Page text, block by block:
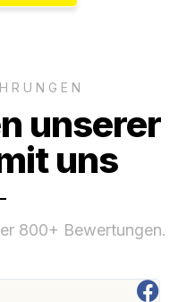
unserer
uns
800+ Bewertungen.